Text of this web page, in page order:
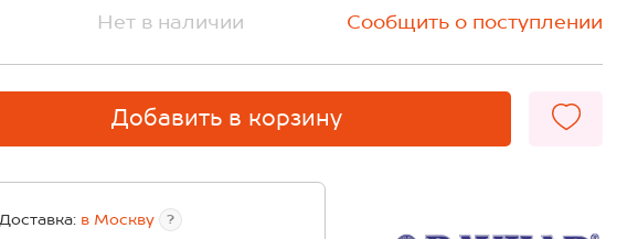
Нет в наличии Сообщить о поступлении
Добавить в корзину
Доставка: в Москву ?